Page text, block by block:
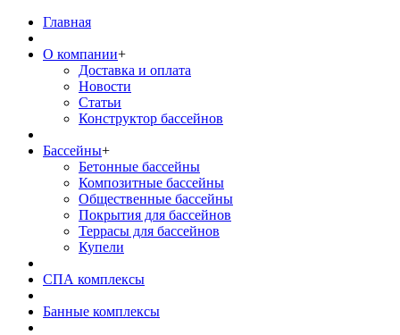
Главная
О компании+
Доставка и оплата
Новости
Статьи
Конструктор бассейнов
Бассейны+
Бетонные бассейны
Композитные бассейны
Общественные бассейны
Покрытия для бассейнов
Террасы для бассейнов
Купели
СПА комплексы
Банные комплексы